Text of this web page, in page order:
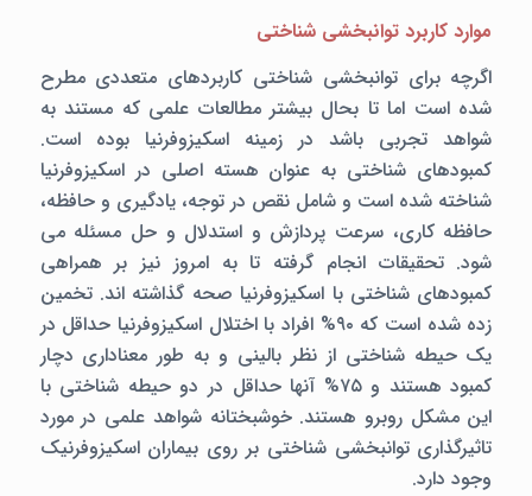
موارد کاربرد توانبخشی شناختی
اگرچه برای توانبخشی شناختی کاربردهای متعددی مطرح
شده است اما تا بحال بیشتر مطالعات علمی که مستند به
شواهد تجربی باشد در زمینه اسکیزوفرنیا بوده است.
کمبودهای شناختی به عنوان هسته اصلی در اسکیزوفرنیا
شناخته شده است و شامل نقص در توجه، یادگیری و حافظه،
حافظه کاری، سرعت پردازش و استدلال و حل مسئله می
شود. تحقیقات انجام گرفته تا به امروز نیز بر همراهی
کمبودهای شناختی با اسکیزوفرنیا صحه گذاشته اند. تخمین
زده شده است که ۹۰% افراد با اختلال اسکیزوفرنیا حداقل در
یک حیطه شناختی از نظر بالینی و به طور معناداری دچار
کمبود هستند و ۷۵% آنها حداقل در دو حیطه شناختی با
این مشکل روبرو هستند. خوشبختانه شواهد علمی در مورد
تاثیرگذاری توانبخشی شناختی بر روی بیماران اسکیزوفرنیک
وجود دارد.